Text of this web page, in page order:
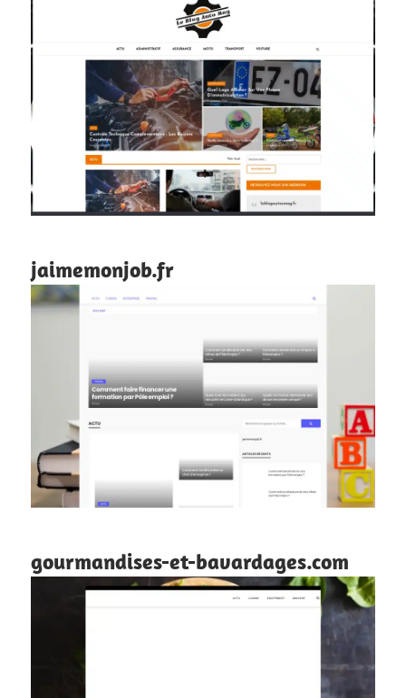
jaimemonjob.fr
gourmandises-et-bavardages.com